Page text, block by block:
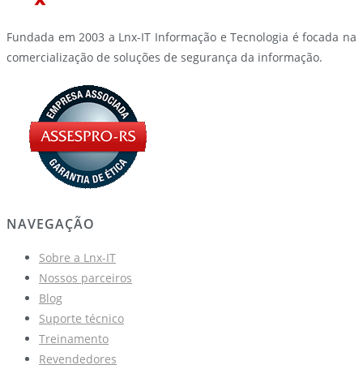
Fundada em 2003 a Lnx-IT Informação e Tecnologia é focada na
comercialização de soluções de segurança da informação.
NAVEGAÇÃO
Sobre a Lnx-IT
Nossos parceiros
Blog
Suporte técnico
Treinamento
Revendedores